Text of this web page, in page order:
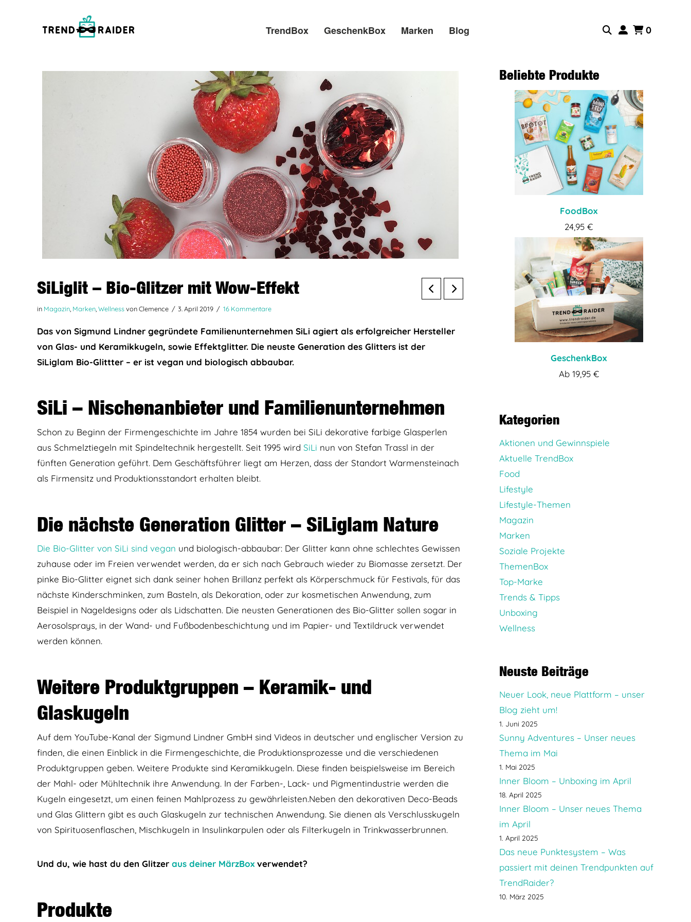
TrendBox GeschenkBox Marken Blog 0
SiLiglit – Bio-Glitzer mit Wow-Effekt
in Magazin, Marken,Wellnessvon Clemence 3. April 2019 16 Kommentare
Das von Sigmund Lindner gegründete Familienunternehmen SiLi agiert als erfolgreicher Hersteller
von Glas- und Keramikkugeln, sowie Effektglitter. Die neuste Generation des Glitters ist der
SiLiglam Bio-Glittter – er ist vegan und biologisch abbaubar.
SiLi – Nischenanbieter und Familienunternehmen
Schon zu Beginn der Firmengeschichte im Jahre 1854 wurden bei SiLi dekorative farbige Glasperlen
aus Schmelztiegeln mit Spindeltechnik hergestellt. Seit 1995 wird SiLi nun von Stefan Trassl in der
fünften Generation geführt. Dem Geschäftsführer liegt am Herzen, dass der Standort Warmensteinach
als Firmensitz und Produktionsstandort erhalten bleibt.
Die nächste Generation Glitter – SiLiglam Nature
Die Bio-Glitter von SiLi sind vegan und biologisch-abbaubar: Der Glitter kann ohne schlechtes Gewissen
zuhause oder im Freien verwendet werden, da er sich nach Gebrauch wieder zu Biomasse zersetzt. Der
pinke Bio-Glitter eignet sich dank seiner hohen Brillanz perfekt als Körperschmuck für Festivals, für das
nächste Kinderschminken, zum Basteln, als Dekoration, oder zur kosmetischen Anwendung, zum
Beispiel in Nageldesigns oder als Lidschatten. Die neusten Generationen des Bio-Glitter sollen sogar in
Aerosolsprays, in der Wand- und Fußbodenbeschichtung und im Papier- und Textildruck verwendet
werden können.
Weitere Produktgruppen – Keramik- und
Glaskugeln
Auf dem YouTube-Kanal der Sigmund Lindner GmbH sind Videos in deutscher und englischer Version zu
finden, die einen Einblick in die Firmengeschichte, die Produktionsprozesse und die verschiedenen
Produktgruppen geben. Weitere Produkte sind Keramikkugeln. Diese finden beispielsweise im Bereich
der Mahl- oder Mühltechnik ihre Anwendung. In der Farben-, Lack- und Pigmentindustrie werden die
Kugeln eingesetzt, um einen feinen Mahlprozess zu gewährleisten.Neben den dekorativen Deco-Beads
und Glas Glittern gibt es auch Glaskugeln zur technischen Anwendung. Sie dienen als Verschlusskugeln
von Spirituosenflaschen, Mischkugeln in Insulinkarpulen oder als Filterkugeln in Trinkwasserbrunnen.
Und du, wie hast du den Glitzer aus deiner MärzBox verwendet?
Produkte
Beliebte Produkte
FoodBox
24,95 €
GeschenkBox
Ab 19,95 €
Kategorien
Aktionen und Gewinnspiele
Aktuelle TrendBox
Food
Lifestyle
Lifestyle-Themen
Magazin
Marken
Soziale Projekte
ThemenBox
Top-Marke
Trends & Tipps
Unboxing
Wellness
Neuste Beiträge
Neuer Look, neue Plattform – unser
Blog zieht um!
1. Juni 2025
Sunny Adventures – Unser neues
Thema im Mai
1. Mai 2025
Inner Bloom – Unboxing im April
18. April 2025
Inner Bloom – Unser neues Thema
im April
1. April 2025
Das neue Punktesystem – Was
passiert mit deinen Trendpunkten auf
TrendRaider?
10. März 2025